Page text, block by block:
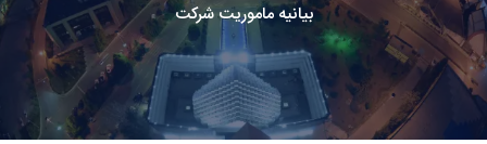
بیانیه ماموریت شرکت